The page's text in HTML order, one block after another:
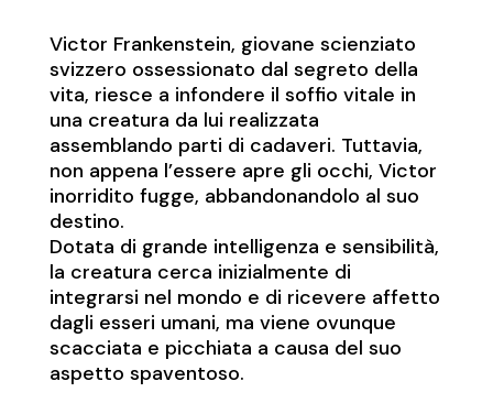
Victor Frankenstein, giovane scienziato
svizzero ossessionato dal segreto della
vita, riesce a infondere il soffio vitale in
una creatura da lui realizzata
assemblando parti di cadaveri. Tuttavia,
non appena l’essere apre gli occhi, Victor
inorridito fugge, abbandonandolo al suo
destino.
Dotata di grande intelligenza e sensibilità,
la creatura cerca inizialmente di
integrarsi nel mondo e di ricevere affetto
dagli esseri umani, ma viene ovunque
scacciata e picchiata a causa del suo
aspetto spaventoso.